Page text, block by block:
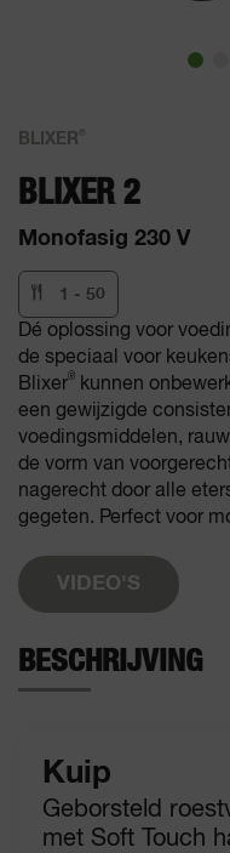
BLIXER
BLIXER 2
Monofasig 230 V
1 - 50
Dé oplossing voor
de speciaal voor
Blixer®
kunnen
een gewijzigde
voedingsmiddelen,
de vorm van
nagerecht door alle
gegeten. Perfect voor
VIDEO'S
BESCHRIJVING
Kuip
Geborsteld
met Soft Touch